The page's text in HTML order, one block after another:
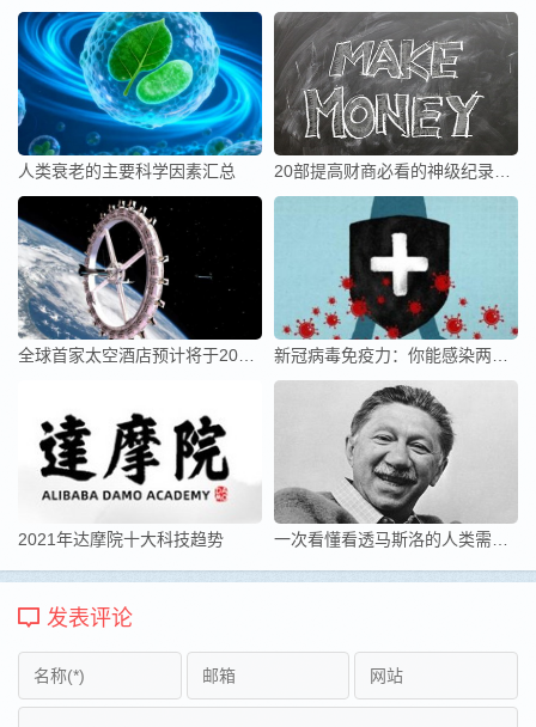
人类衰老的主要科学因素汇总 20部提高财商必看的神级纪录片！
全球首家太空酒店预计将于2027年开业 新冠病毒免疫力：你能感染两次吗？
2021年达摩院十大科技趋势 一次看懂看透马斯洛的人类需求五层次理论
发表评论